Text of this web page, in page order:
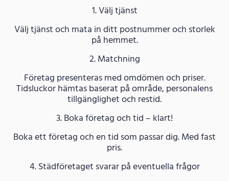
1. Välj tjänst
Välj tjänst och mata in ditt postnummer och storlek
på hemmet.
2. Matchning
Företag presenteras med omdömen och priser.
Tidsluckor hämtas baserat på område, personalens
tillgänglighet och restid.
3. Boka företag och tid – klart!
Boka ett företag och en tid som passar dig. Med fast
pris.
4. Städföretaget svarar på eventuella frågor